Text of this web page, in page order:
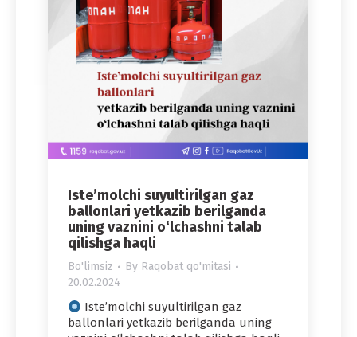
Iste’molchi suyultirilgan gaz
ballonlari yetkazib berilganda
uning vaznini o‘lchashni talab
qilishga haqli
Bo'limsiz By Raqobat qo'mitasi
20.02.2024
Iste’molchi suyultirilgan gaz
ballonlari yetkazib berilganda uning